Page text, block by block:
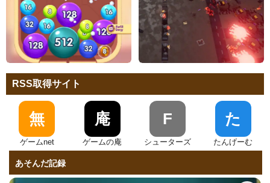
RSS取得サイト
無
ゲームnet
庵
ゲームの庵
F
シューターズ
た
たんげーむ
あそんだ記録